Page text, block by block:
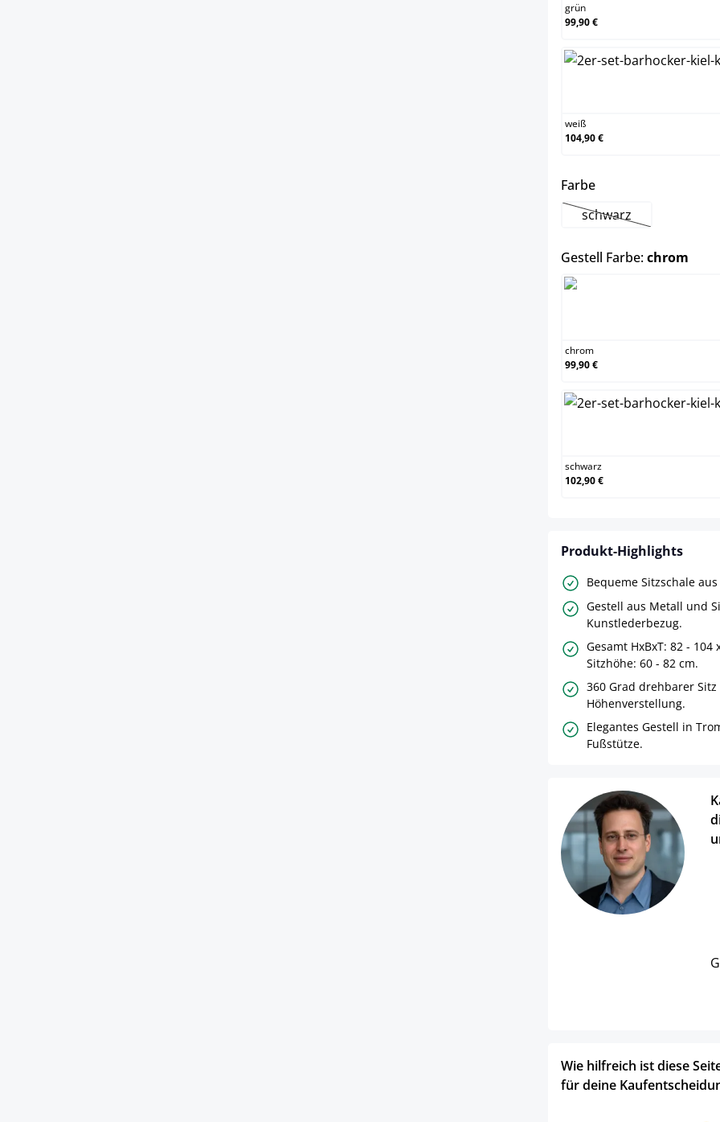
grün
99,90 €
weiß
104,90 €
Farbeauswählen
schwarz(Diese Option ist
Gestell Farbe:chrom
chrom
99,90 €
schwarz
102,90 €
Produkt-Highlights
Bequeme Sitzschale
Gestell aus Metall und
Kunstlederbezug.
Gesamt HxBxT: 82 - 104
Sitzhöhe: 60 - 82 cm.
360 Grad drehbarer
Höhenverstellung.
Elegantes Gestell in
Fußstütze.
Wie hilfreich ist diese
für deine